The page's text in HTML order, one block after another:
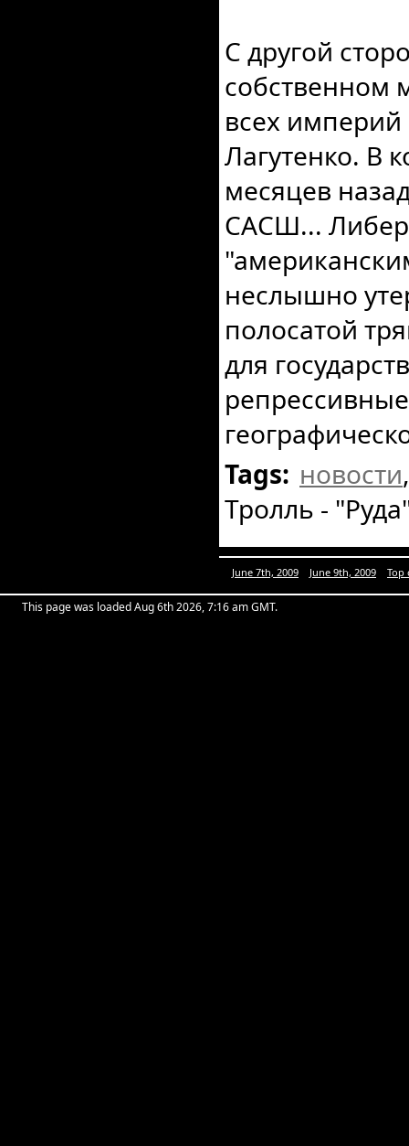
С другой
собственном
всех
Лагутенко. В
месяцев
САСШ...
неслышно
полосатой
для
Tags: новости
Тролль -
June 7th, 2009 June 9th, 2009 Top
This page was loaded Aug 6th 2026, 7:16 am GMT.